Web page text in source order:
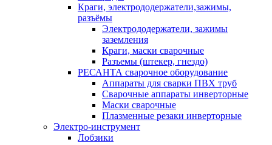
Краги, электрододержатели,зажимы,
разъёмы
Электрододержатели, зажимы
заземления
Краги, маски сварочные
Разъемы (штекер, гнездо)
РЕСАНТА сварочное оборудование
Аппараты для сварки ПВХ труб
Сварочные аппараты инверторные
Маски сварочные
Плазменные резаки инверторные
Электро-инструмент
Лобзики